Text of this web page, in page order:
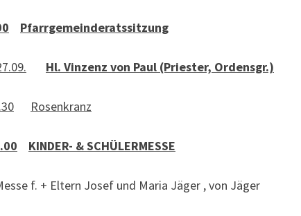
Pfarrgemeinderatssitzung
Hl. Vinzenz von Paul (Priester, Ordensgr.)
Rosenkranz
KINDER- & SCHÜLERMESSE
f. + Eltern Josef und Maria Jäger , von Jäger